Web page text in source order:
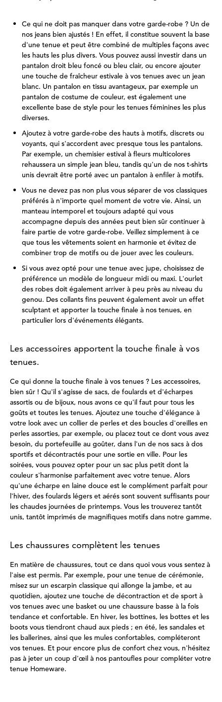
Ce qui ne doit pas manquer dans votre garde-robe ? Un de
nos jeans bien ajustés ! En effet, il constitue souvent la base
d'une tenue et peut être combiné de multiples façons avec
les hauts les plus divers. Vous pouvez aussi investir dans un
pantalon droit bleu foncé ou bleu clair, ou encore ajouter
une touche de fraîcheur estivale à vos tenues avec un jean
blanc. Un pantalon en tissu avantageux, par exemple un
pantalon de costume de couleur, est également une
excellente base de style pour les tenues féminines les plus
diverses.
Ajoutez à votre garde-robe des hauts à motifs, discrets ou
voyants, qui s'accordent avec presque tous les pantalons.
Par exemple, un chemisier estival à fleurs multicolores
rehaussera un simple jean bleu, tandis qu'un de nos t-shirts
unis devrait être porté avec un pantalon à enfiler à motifs.
Vous ne devez pas non plus vous séparer de vos classiques
préférés à n'importe quel moment de votre vie. Ainsi, un
manteau intemporel et toujours adapté qui vous
accompagne depuis des années peut bien sûr continuer à
faire partie de votre garde-robe. Veillez simplement à ce
que tous les vêtements soient en harmonie et évitez de
combiner trop de motifs ou de jouer avec les couleurs.
Si vous avez opté pour une tenue avec jupe, choisissez de
préférence un modèle de longueur midi ou maxi. L'ourlet
des robes doit également arriver à peu près au niveau du
genou. Des collants fins peuvent également avoir un effet
sculptant et apporter la touche finale à nos tenues, en
particulier lors d'événements élégants.
Les accessoires apportent la touche finale à vos
tenues.
Ce qui donne la touche finale à vos tenues ? Les accessoires,
bien sûr ! Qu'il s'agisse de sacs, de foulards et d'écharpes
assortis ou de bijoux, nous avons ce qu'il faut pour tous les
goûts et toutes les tenues. Ajoutez une touche d'élégance à
votre look avec un collier de perles et des boucles d'oreilles en
perles assorties, par exemple, ou placez tout ce dont vous avez
besoin, du portefeuille au goûter, dans l'un de nos sacs à dos
sportifs et décontractés pour une sortie en ville. Pour les
soirées, vous pouvez opter pour un sac plus petit dont la
couleur s'harmonise parfaitement avec votre tenue. Alors
qu'une écharpe en laine douce est le complément parfait pour
l'hiver, des foulards légers et aérés sont souvent suffisants pour
les chaudes journées de printemps. Vous les trouverez tantôt
unis, tantôt imprimés de magnifiques motifs dans notre gamme.
Les chaussures complètent les tenues
En matière de chaussures, tout ce dans quoi vous vous sentez à
l'aise est permis. Par exemple, pour une tenue de cérémonie,
misez sur un escarpin classique qui allonge la jambe, et au
quotidien, ajoutez une touche de décontraction et de sport à
vos tenues avec une basket ou une chaussure basse à la fois
tendance et confortable. En hiver, les bottines, les bottes et les
boots vous tiendront chaud aux pieds ; en été, les sandales et
les ballerines, ainsi que les mules confortables, compléteront
vos tenues. Et pour encore plus de confort chez vous, n'hésitez
pas à jeter un coup d'œil à nos pantoufles pour compléter votre
tenue Homeware.